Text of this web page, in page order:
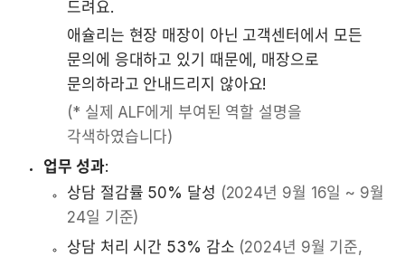
드려요.
애슐리는 현장 매장이 아닌 고객센터에서 모든
문의에 응대하고 있기 때문에, 매장으로
문의하라고 안내드리지 않아요!
(* 실제 ALF에게 부여된 역할 설명을
각색하였습니다)
업무 성과:
상담 절감률 50% 달성 (2024년 9월 16일 ~ 9월
24일 기준)
상담 처리 시간 53% 감소 (2024년 9월 기준,